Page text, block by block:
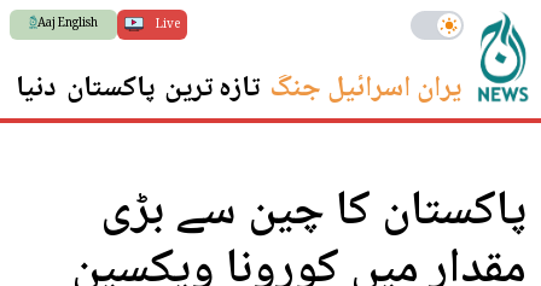
Live
Aaj English
ایران اسرائیل جنگ تازہ ترین پاکستان دنیا
پاکستان کا چین سے بڑی